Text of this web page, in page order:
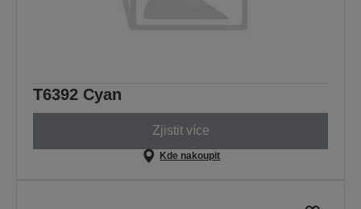
T6392 Cyan
Zjistit více
Kde nakoupit